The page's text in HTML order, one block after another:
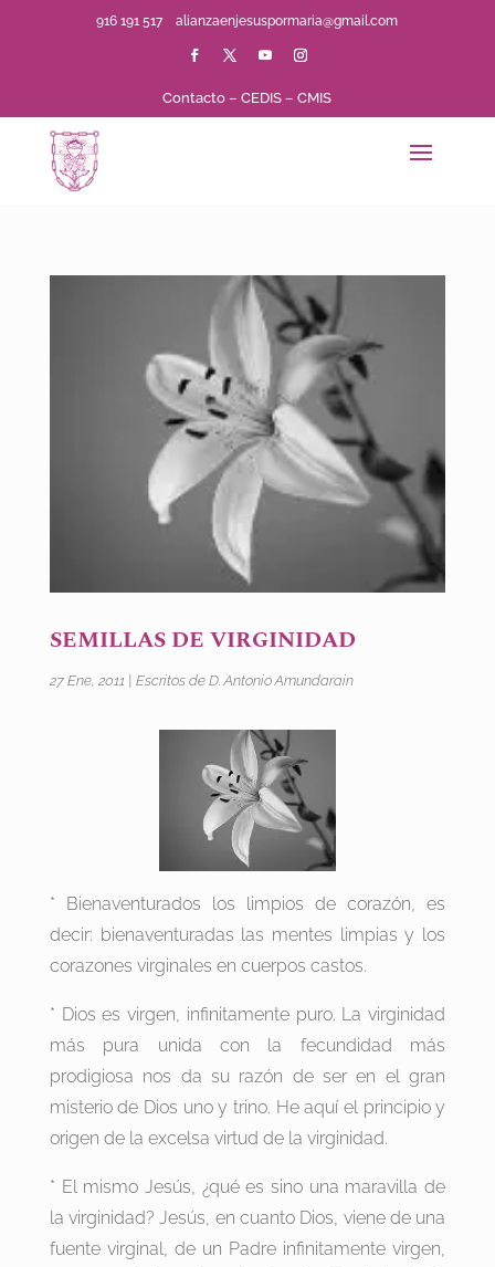
916 191 517alianzaenjesuspormaria@gmail.com
Contacto –CEDIS –CMIS
SEMILLAS DE VIRGINIDAD
27 Ene, 2011 Escritos de D. Antonio Amundarain
* Bienaventurados los limpios de corazón, es
decir: bienaventuradas las mentes limpias y los
corazones virginales en cuerpos castos.
* Dios es virgen, infinitamente puro. La virginidad
más pura unida con la fecundidad más
prodigiosa nos da su razón de ser en el gran
misterio de Dios uno y trino. He aquí el principio y
origen de la excelsa virtud de la virginidad.
* El mismo Jesús, ¿qué es sino una maravilla de
la virginidad? Jesús, en cuanto Dios, viene de una
fuente virginal, de un Padre infinitamente virgen,